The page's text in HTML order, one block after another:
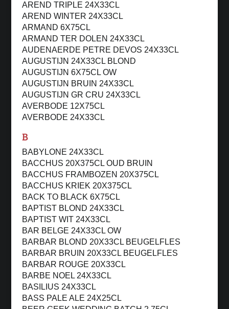
AREND TRIPLE 24X33CL
AREND WINTER 24X33CL
ARMAND 6X75CL
ARMAND TER DOLEN 24X33CL
AUDENAERDE PETRE DEVOS 24X33CL
AUGUSTIJN 24X33CL BLOND
AUGUSTIJN 6X75CL OW
AUGUSTIJN BRUIN 24X33CL
AUGUSTIJN GR CRU 24X33CL
AVERBODE 12X75CL
AVERBODE 24X33CL
B
BABYLONE 24X33CL
BACCHUS 20X375CL OUD BRUIN
BACCHUS FRAMBOZEN 20X375CL
BACCHUS KRIEK 20X375CL
BACK TO BLACK 6X75CL
BAPTIST BLOND 24X33CL
BAPTIST WIT 24X33CL
BAR BELGE 24X33CL OW
BARBAR BLOND 20X33CL BEUGELFLES
BARBAR BRUIN 20X33CL BEUGELFLES
BARBAR ROUGE 20X33CL
BARBE NOEL 24X33CL
BASILIUS 24X33CL
BASS PALE ALE 24X25CL